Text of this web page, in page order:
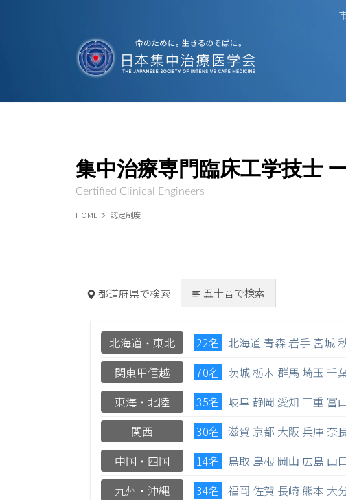
HOME 認定制度
集中治療専門臨床工学技士
Certified Clinical Engineers
都道府県で検索 五十音で検索
北海道・東北 22名 北海道 青森岩手 宮城
関東甲信越
70名 茨城栃木 群馬 埼玉 千
東海・北陸
35名 岐阜 静岡 愛知 三重 富
関西
30名 滋賀 京都 大阪 兵庫 奈
中国・四国
14名 鳥取 島根 岡山 広島 山
九州・沖縄
34名 福岡 佐賀 長崎熊本 大